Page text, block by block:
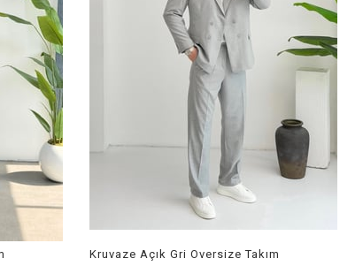
Kruvaze Açık Gri Oversize Takım